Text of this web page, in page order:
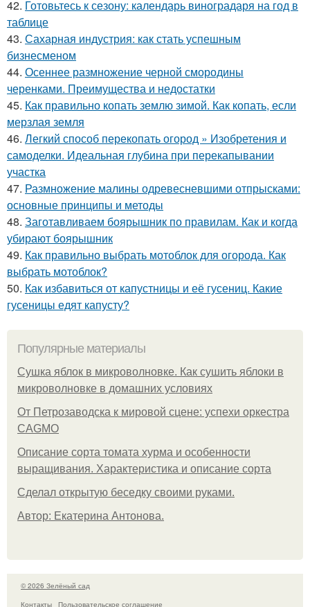
42. Готовьтесь к сезону: календарь виноградаря на год в
таблице
43. Сахарная индустрия: как стать успешным
бизнесменом
44. Осеннее размножение черной смородины
черенками. Преимущества и недостатки
45. Как правильно копать землю зимой. Как копать, если
мерзлая земля
46. Легкий способ перекопать огород » Изобретения и
самоделки. Идеальная глубина при перекапывании
участка
47. Размножение малины одревесневшими отпрысками:
основные принципы и методы
48. Заготавливаем боярышник по правилам. Как и когда
убирают боярышник
49. Как правильно выбрать мотоблок для огорода. Как
выбрать мотоблок?
50. Как избавиться от капустницы и её гусениц. Какие
гусеницы едят капусту?
Популярные материалы
Сушка яблок в микроволновке. Как сушить яблоки в
микроволновке в домашних условиях
От Петрозаводска к мировой сцене: успехи оркестра
CAGMO
Описание сорта томата хурма и особенности
выращивания. Характеристика и описание сорта
Сделал открытую беседку своими руками.
Автор: Екатерина Антонова.
© 2026 Зелёный сад
Контакты
Пользовательское соглашение